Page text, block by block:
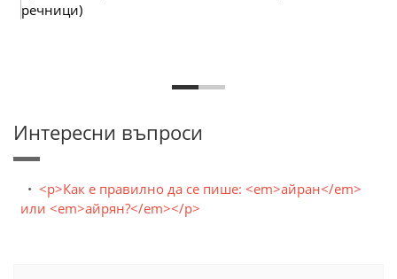
речници)
Интересни въпроси
<p>Как е правилно да се пише: <em>айран</em>
или <em>айрян?</em></p>